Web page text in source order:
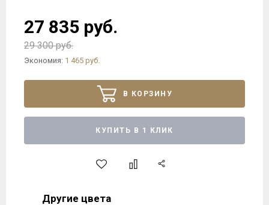
27 835 руб.
29 300 руб.
Экономия: 1 465 руб.
В КОРЗИНУ
КУПИТЬ В 1 КЛИК
Другие цвета